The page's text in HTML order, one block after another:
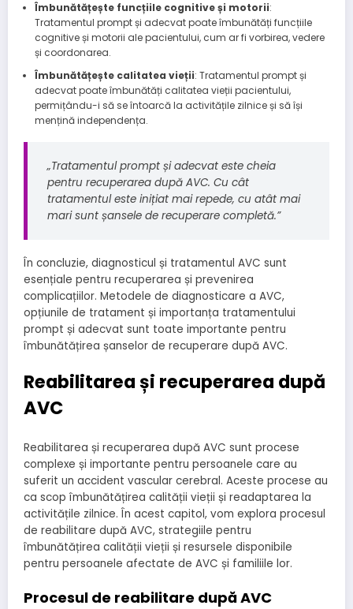
Îmbunătățește funcțiile cognitive și motorii:
Tratamentul prompt și adecvat poate îmbunătăți funcțiile
cognitive și motorii ale pacientului, cum ar fi vorbirea, vedere
și coordonarea.
Îmbunătățește calitatea vieții: Tratamentul prompt și
adecvat poate îmbunătăți calitatea vieții pacientului,
permițându-i să se întoarcă la activitățile zilnice și să își
mențină independența.
„Tratamentul prompt și adecvat este cheia
pentru recuperarea după AVC. Cu cât
tratamentul este inițiat mai repede, cu atât mai
mari sunt șansele de recuperare completă.”
În concluzie, diagnosticul și tratamentul AVC sunt
esențiale pentru recuperarea și prevenirea
complicațiilor. Metodele de diagnosticare a AVC,
opțiunile de tratament și importanța tratamentului
prompt și adecvat sunt toate importante pentru
îmbunătățirea șanselor de recuperare după AVC.
Reabilitarea și recuperarea după
AVC
Reabilitarea și recuperarea după AVC sunt procese
complexe și importante pentru persoanele care au
suferit un accident vascular cerebral. Aceste procese au
ca scop îmbunătățirea calității vieții și readaptarea la
activitățile zilnice. În acest capitol, vom explora procesul
de reabilitare după AVC, strategiile pentru
îmbunătățirea calității vieții și resursele disponibile
pentru persoanele afectate de AVC și familiile lor.
Procesul de reabilitare după AVC